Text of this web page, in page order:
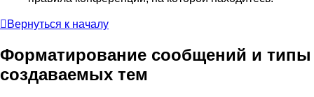
Вернуться к началу
Форматирование сообщений и типы
создаваемых тем